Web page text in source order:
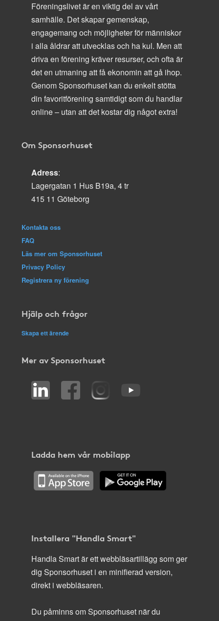
Föreningslivet är en viktig del av vårt
samhälle. Det skapar gemenskap,
engagemang och möjligheter för människor
i alla åldrar att utvecklas och ha kul. Men att
driva en förening kräver resurser, och ofta är
det en utmaning att få ekonomin att gå ihop.
Genom Sponsorhuset kan du enkelt stötta
din favoritförening samtidigt som du handlar
online – utan att det kostar dig något extra!
Om Sponsorhuset
Adress:
Lagergatan 1 Hus B19a, 4 tr
415 11 Göteborg
Kontakta oss
FAQ
Läs mer om Sponsorhuset
Privacy Policy
Registrera ny förening
Hjälp och frågor
Skapa ett ärende
Mer av Sponsorhuset
Ladda hem vår mobilapp
Installera "Handla Smart"
Handla Smart är ett webbläsartillägg som ger
dig Sponsorhuset i en minifierad version,
direkt i webbläsaren.
Du påminns om Sponsorhuset när du